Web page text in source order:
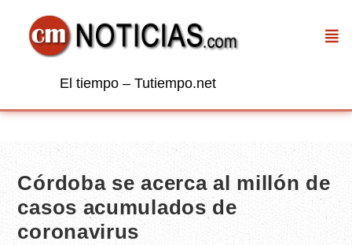
El tiempo – Tutiempo.net
Córdoba se acerca al millón de
casos acumulados de
coronavirus